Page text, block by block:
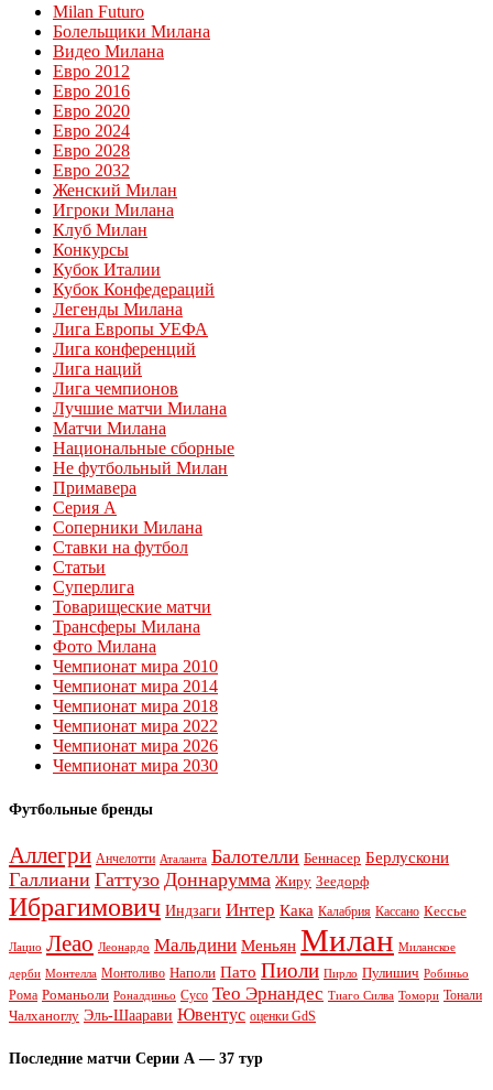
Milan Futuro
Болельщики Милана
Видео Милана
Евро 2012
Евро 2016
Евро 2020
Евро 2024
Евро 2028
Евро 2032
Женский Милан
Игроки Милана
Клуб Милан
Конкурсы
Кубок Италии
Кубок Конфедераций
Легенды Милана
Лига Европы УЕФА
Лига конференций
Лига наций
Лига чемпионов
Лучшие матчи Милана
Матчи Милана
Национальные сборные
Не футбольный Милан
Примавера
Серия А
Соперники Милана
Ставки на футбол
Статьи
Суперлига
Товарищеские матчи
Трансферы Милана
Фото Милана
Чемпионат мира 2010
Чемпионат мира 2014
Чемпионат мира 2018
Чемпионат мира 2022
Чемпионат мира 2026
Чемпионат мира 2030
Футбольные бренды
Аллегри Анчелотти Аталанта Балотелли Беннасер Берлускони
Галлиани Гаттузо Доннарумма Жиру Зеедорф
Ибрагимович Индзаги Интер Кака Калабрия Кассано Кессье
Лацио Леао Леонардо Мальдини Меньян Милан Миланское
дерби Монтелла Монтоливо Наполи Пато Пиоли Пирло Пулишич Робиньо
Рома Романьоли Роналдиньо Сусо Тео Эрнандес Тиаго Силва Томори Тонали
Чалханоглу Эль-Шаарави Ювентус оценки GdS
Последние матчи Серии А — 37 тур